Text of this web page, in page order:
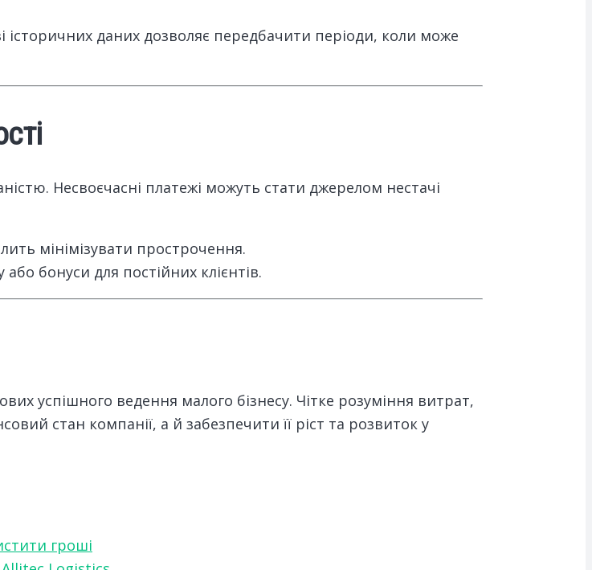
історичних даних дозволяє передбачити періоди, коли може
Несвоєчасні платежі можуть стати джерелом нестачі
мінімізувати прострочення.
бонуси для постійних клієнтів.
успішного ведення малого бізнесу. Чітке розуміння витрат,
стан компанії, а й забезпечити її ріст та розвиток у
гроші